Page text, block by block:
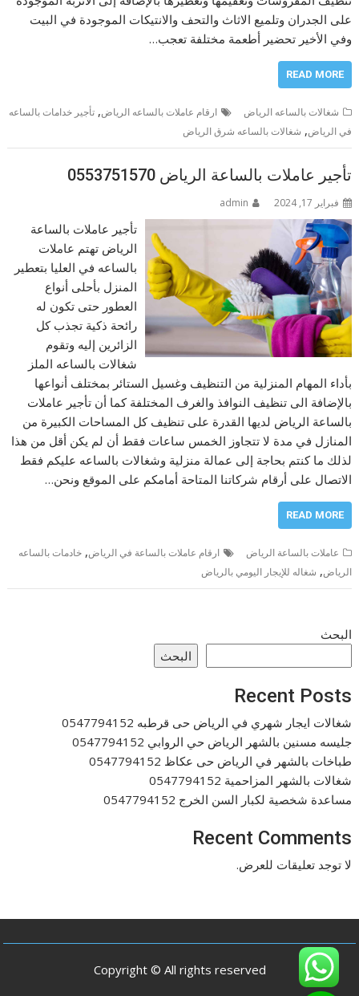
على الجدران وتلميع الاثاث والتحف والانتيكات الموجودة في البيت
وفي الأخير تحضير أطعمة مختلفة تعجب…
READ MORE
شغالات بالساعه الرياض ارقام عاملات بالساعه الرياض,تأجير خدامات بالساعه
في الرياض, شغالات بالساعه شرق الرياض
تأجير عاملات بالساعة الرياض 0553751570
فبراير 17, 2024 admin
تأجير عاملات بالساعة
الرياض تهتم عاملات
بالساعه في العليا بتعطير
المنزل بأحلى أنواع
العطور حتى تكون له
رائحة ذكية تجذب كل
الزائرين إليه وتقوم
شغالات بالساعه الملز
بأداء المهام المنزلية من التنظيف وغسيل الستائر بمختلف أنواعها
بالإضافة الى تنظيف النوافذ والغرف المختلفة كما أن تأجير عاملات
بالساعة الرياض لديها القدرة على تنظيف كل المساحات الكبيرة من
المنازل في مدة لا تتجاوز الخمس ساعات فقط أن لم يكن أقل من هذا
لذلك ما كنتم بحاجة إلى عمالة منزلية وشغالات بالساعه عليكم فقط
الاتصال على أرقام شركاتنا المتاحة أمامكم على الموقع ونحن…
READ MORE
عاملات بالساعة الرياض ارقام عاملات بالساعة في الرياض,خادمات بالساعه
الرياض, شغاله للإيجار اليومي بالرياض
البحث
البحث
Recent Posts
شغالات ايجار شهري في الرياض حى قرطبه 0547794152
جليسه مسنين بالشهر الرياض حي الروابي 0547794152
طباخات بالشهر في الرياض حى عكاظ 0547794152
شغالات بالشهر المزاحمية 0547794152
مساعدة شخصية لكبار السن الخرج 0547794152
Recent Comments
لا توجد تعليقات للعرض.
Copyright © All rights reserved